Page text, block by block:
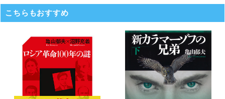
こちらもおすすめ